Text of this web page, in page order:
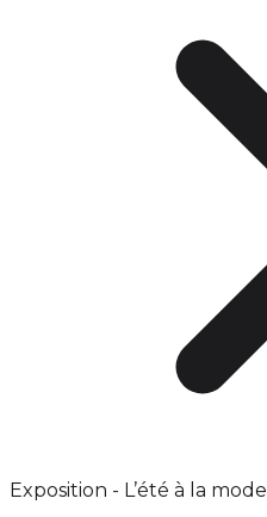
Exposition - L’été à la mode